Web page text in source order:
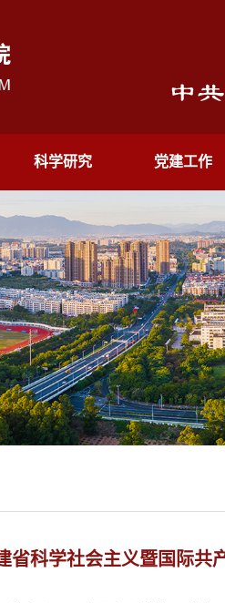
科学研究 党建工作
省科学社会主义暨国际共